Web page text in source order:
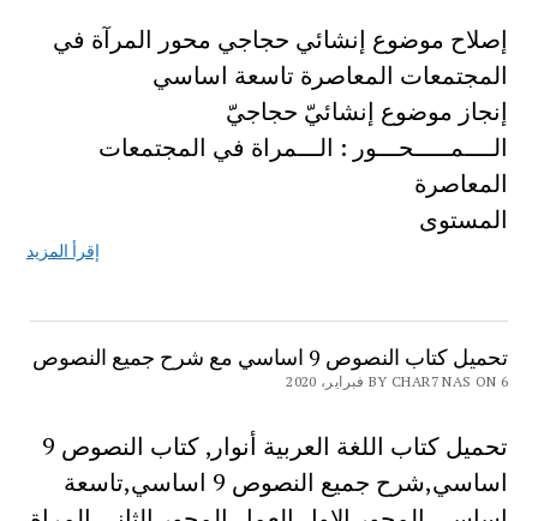
إصلاح موضوع إنشائي حجاجي محور المرآة في
المجتمعات المعاصرة تاسعة اساسي
إنجاز موضوع إنشائيّ حجاجيّ
الــــمـــــحـــور : الـــمراة في المجتمعات
المعاصرة
المستوى
إقرأ المزيد
تحميل كتاب النصوص 9 اساسي مع شرح جميع النصوص
BY CHAR7 NAS ON 6 فبراير، 2020
تحميل كتاب اللغة العربية أنوار, كتاب النصوص 9
اساسي,شرح جميع النصوص 9 اساسي,تاسعة